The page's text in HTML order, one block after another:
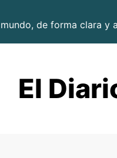
de forma clara y
El